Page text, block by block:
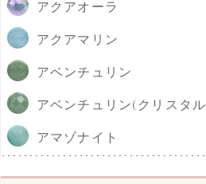
アクアオーラ
アクアマリン
アベンチュリン
アベンチュリン(クリスタ
アマゾナイト